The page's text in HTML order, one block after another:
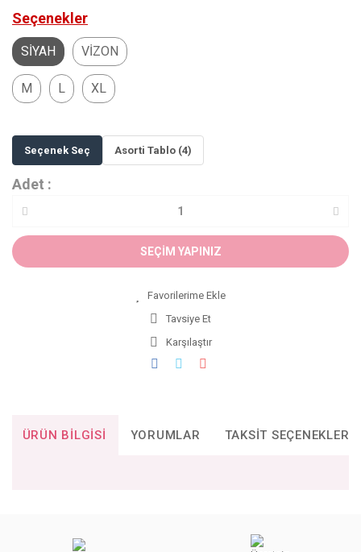
Seçenekler
SİYAH VİZON
M L XL
Seçenek Seç Asorti Tablo (4)
Adet :
SEÇİM YAPINIZ
Tavsiye Et
Karşılaştır
ÜRÜN BILGISI YORUMLAR TAKSIT SEÇENEKLERI
kullanarak tarafımıza iletebilirsiniz.